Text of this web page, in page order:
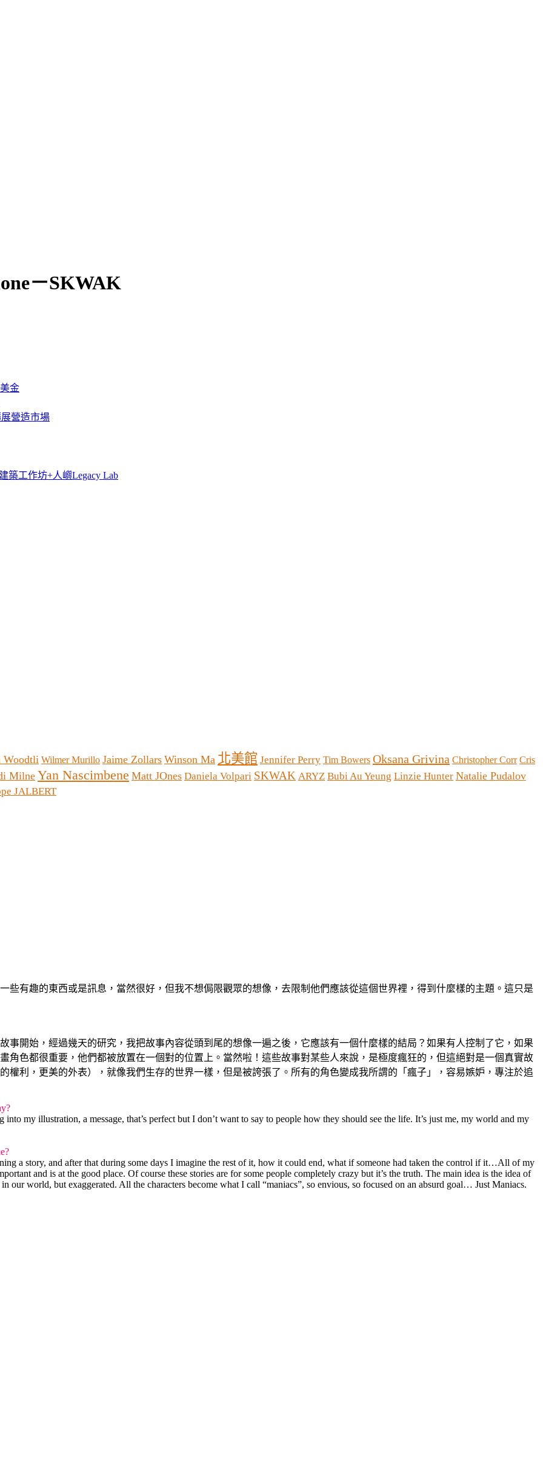
－SKWAK
金
展營造市場
築工作坊+人嶼Legacy Lab
Woodtli Wilmer Murillo Jaime Zollars Winson Ma 北美館 Jennifer Perry Tim Bowers Oksana Grivina Christopher Corr Cris
MilneYan Nascimbene Matt JOnes Daniela Volpari SKWAK ARYZ Bubi Au Yeung Linzie Hunter Natalie Pudalov
JALBERT
些有趣的東西或是訊息，當然很好，但我不想侷限觀眾的想像，去限制他們應該從這個世界裡，得到什麼樣的主題。這只是
事開始，經過幾天的研究，我把故事內容從頭到尾的想像一遍之後，它應該有一個什麼樣的結局？如果有人控制了它，如果
角色都很重要，他們都被放置在一個對的位置上。當然啦！這些故事對某些人來說，是極度瘋狂的，但這絕對是一個真實故
權利，更美的外表），就像我們生存的世界一樣，但是被誇張了。所有的角色變成我所謂的「瘋子」，容易嫉妒，專注於追
my illustration, a message, that’s perfect but I don’t want to say to people how they should see the life. It’s just me, my world and my
a story, and after that during some days I imagine the rest of it, how it could end, what if someone had taken the control if it…All of my
and is at the good place. Of course these stories are for some people completely crazy but it’s the truth. The main idea is the idea of
our world, but exaggerated. All the characters become what I call “maniacs”, so envious, so focused on an absurd goal… Just Maniacs.